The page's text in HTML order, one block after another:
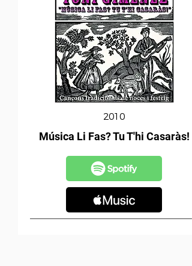
2010
Música Li Fas? Tu T'hi Casaràs!